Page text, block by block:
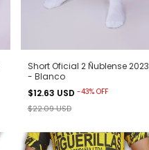
Short Oficial 2 Ñublense 2023
- Blanco
$12.63 USD -43% OFF
$22.09 USD